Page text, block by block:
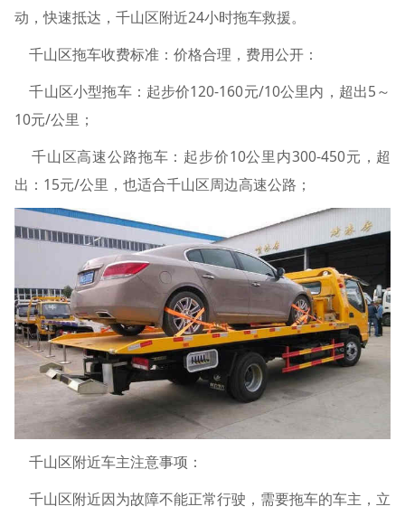
动，快速抵达，千山区附近24小时拖车救援。
千山区拖车收费标准：价格合理，费用公开：
千山区小型拖车：起步价120-160元/10公里内，超出5～
10元/公里；
千山区高速公路拖车：起步价10公里内300-450元，超
出：15元/公里，也适合千山区周边高速公路；
千山区附近车主注意事项：
千山区附近因为故障不能正常行驶，需要拖车的车主，立